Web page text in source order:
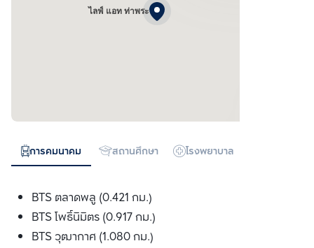
ไลฟ์ แอท ท่าพระ
การคมนาคม สถานศึกษา โรงพยาบาล
BTS ตลาดพลู (0.421 กม.)
BTS โพธ์ินิมิตร (0.917 กม.)
BTS วุฒากาศ (1.080 กม.)